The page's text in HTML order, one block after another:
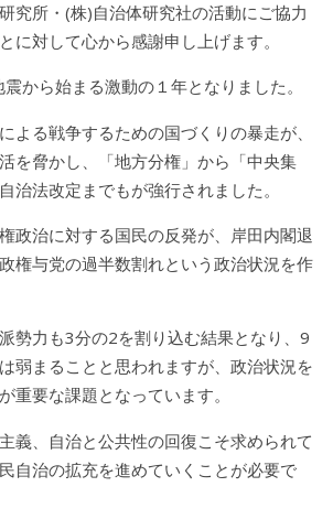
究所・(株)自治体研究社の活動にご協力
に対して心から感謝申し上げます。
から始まる激動の１年となりました。
よる戦争するための国づくりの暴走が、
を脅かし、「地方分権」から「中央集
治法改定までもが強行されました。
政治に対する国民の反発が、岸田内閣退
権与党の過半数割れという政治状況を作
勢力も3分の2を割り込む結果となり、9
弱まることと思われますが、政治状況を
重要な課題となっています。
義、自治と公共性の回復こそ求められて
自治の拡充を進めていくことが必要で